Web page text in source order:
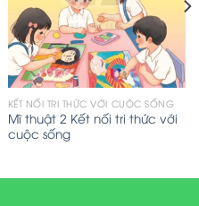
KẾT NỐI TRI THỨC VỚI CUỘC SỐNG
Mĩ thuật 2 Kết nối tri thức với
cuộc sống